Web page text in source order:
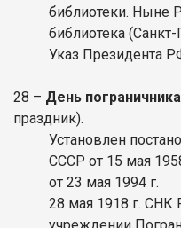
библиотеки. Ныне
библиотека (Санкт-
Указ Президента
28 – День пограничника
праздник).
Установлен
СССР от 15 мая
от 23 мая 1994 г.
28 мая 1918 г. СНК